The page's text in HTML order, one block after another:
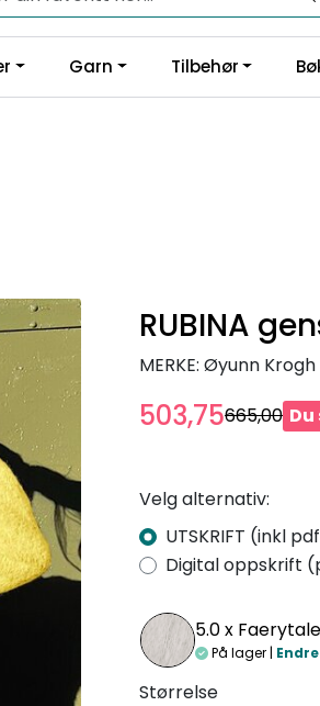
Fri frakt fra kr 1200,-
Garn Tilbehør
RUBINA
MERKE: Øyunn Krogh
503,75665,00 Du
Velg alternativ:
UTSKRIFT (inkl
Digital oppskrift
5.0 x
På lager |
Størrelse